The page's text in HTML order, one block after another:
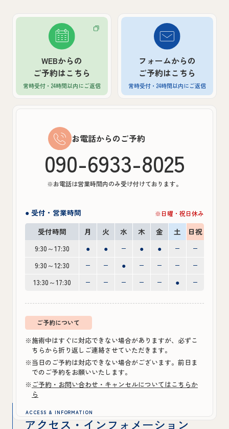
WEBからの
ご予約はこちら
常時受付・24時間以内にご返信
フォームからの
ご予約はこちら
常時受付・24時間以内にご返信
お電話からのご予約
090-6933-8025
※お電話は営業時間内のみ受け付けております。
● 受付・営業時間 ※日曜・祝日休み
受付時間 月 火 水 木 金 土
日祝
9:30～17:30
● ● ●
●
9:30～12:30
●
13:30～17:30
●
ご予約について
※施術中はすぐに対応できない場合がありますが、必ずこ
ちらから折り返しご連絡させていただきます。
※当日のご予約は対応できない場合がございます。前日ま
でのご予約をお願いいたします。
※ ご予約・お問い合わせ・キャンセルについてはこちらか
ら
ACCESS & INFORMATION
アクセス・インフォメーション